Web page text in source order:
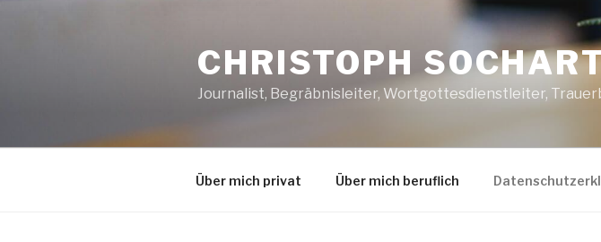
CHRISTOPH
Journalist, Begräbnisleiter, Wortgottesdienstleiter,
Über mich privat Über mich beruflich